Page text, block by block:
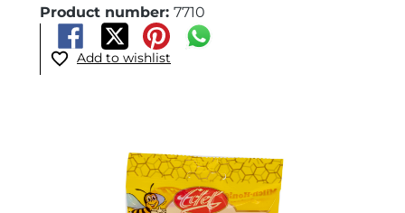
Product number: 7710
Add to wishlist